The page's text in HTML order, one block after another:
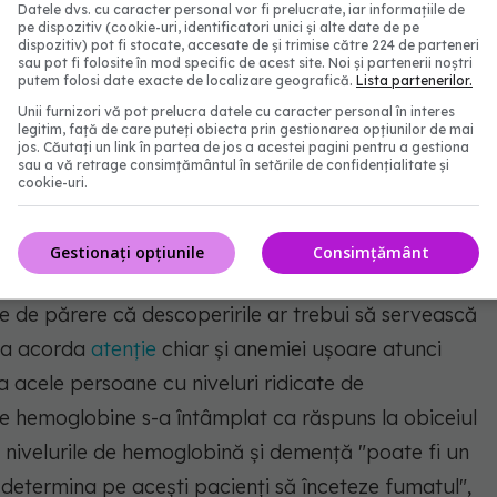
va duce la un declin cognitiv și se va
crescută este o reacție la unele boli care stau la
mai multă hemoglobină. Acest lucru
și a unui flux slab către creier".
la Spitalul Sandra Atlas Bass din
de părere că descoperirile ar trebui să servească
acorda atenție chiar și anemiei ușoare atunci
acele persoane cu niveluri ridicate de
hemoglobine s-a întâmplat ca răspuns la obiceiul
de hemoglobină și demență "poate fi un
pe acești pacienți să înceteze fumatul",
Datele dvs. cu caracter personal vor fi prelucrate, iar informațiile de
pe dispozitiv (cookie-uri, identificatori unici și alte date de pe
dispozitiv) pot fi stocate, accesate de și trimise către 224 de parteneri
sau pot fi folosite în mod specific de acest site. Noi și partenerii noștri
putem folosi date exacte de localizare geografică. Lista partenerilor.
Unii furnizori vă pot prelucra datele cu caracter personal în interes
legitim, față de care puteți obiecta prin gestionarea opțiunilor de mai
jos. Căutați un link în partea de jos a acestei pagini pentru a gestiona
sau a vă retrage consimțământul în setările de confidențialitate și
cookie-uri.
Consimțământ
Gestionați opțiunile